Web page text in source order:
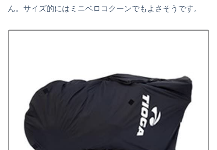
ん。サイズ的にはミニベロコクーンでもよさそうです。